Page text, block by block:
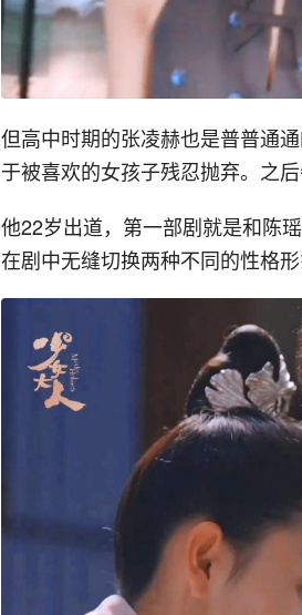
但高中时期的张凌赫也是普普通
于被喜欢的女孩子残忍抛弃。之
他22岁出道，第一部剧就是和陈
在剧中无缝切换两种不同的性格形